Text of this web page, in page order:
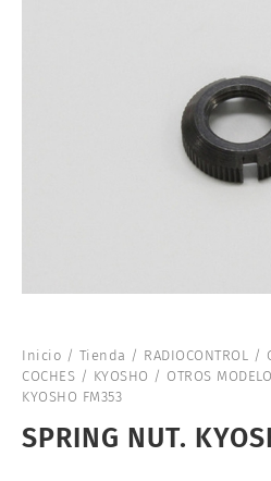
Inicio / Tienda / RADIOCONTROL /
COCHES / KYOSHO / OTROS
KYOSHO FM353
SPRING NUT.